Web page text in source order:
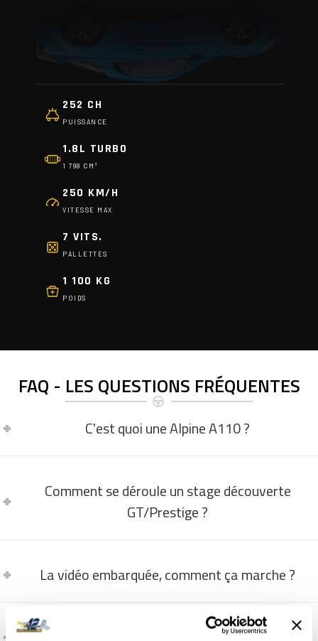
252 CH
PUISSANCE
1.8L TURBO
1 798 CM³
250 KM/H
VITESSE MAX
7 VITS.
PALLETTES
1 100 KG
POIDS
FAQ - LES QUESTIONS FRÉQUENTES
C'est quoi une Alpine A110 ?
Comment se déroule un stage découverte
GT/Prestige ?
La vidéo embarquée, comment ça marche ?